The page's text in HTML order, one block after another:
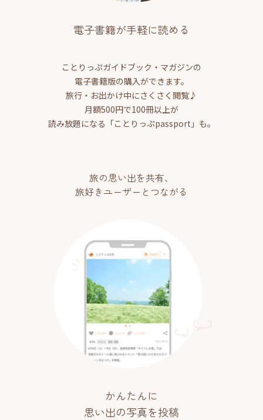
電子書籍が手軽に読める
ことりっぷガイドブック・マガジンの
電子書籍版の購入ができます。
旅行・お出かけ中にさくさく閲覧♪
月額500円で100冊以上が
読み放題になる「ことりっぷpassport」も。
旅の思い出を共有、
旅好きユーザーとつながる
かんたんに
思い出の写真を投稿